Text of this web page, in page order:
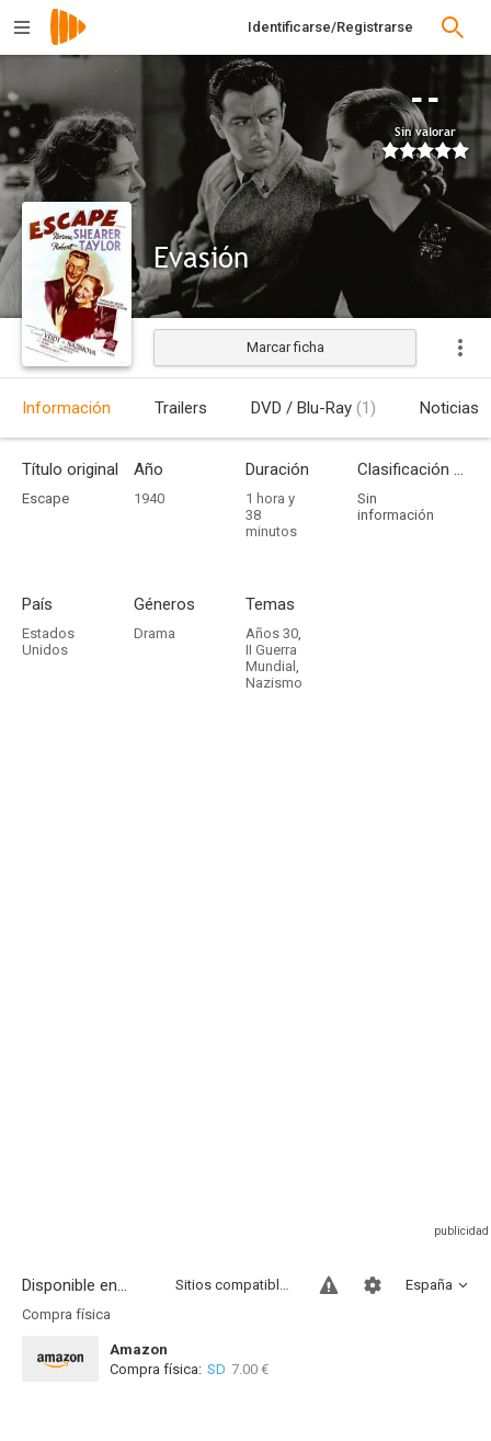
Identificarse/Registrarse
--
Sin valorar
Evasión
Estrenada
Marcar ficha
Información Trailers DVD / Blu-Ray (1) Noticias
Título original
Escape
Año
1940
Duración
1 hora y
38
minutos
Clasificación por edades
Sin
información
País
Estados
Unidos
Géneros
Drama
Temas
Años 30,
II Guerra
Mundial ,
Nazismo
Disponible en... España
Sitios compatibles
Compra física
Amazon
Compra física: SD 7.00 €